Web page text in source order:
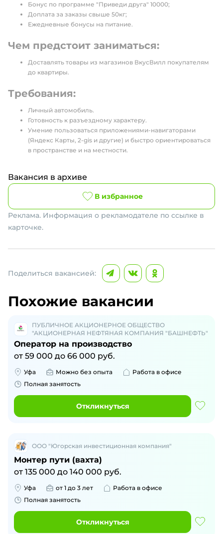
Бонус по программе "Приведи друга" 10000;
Доплата за заказы свыше 50кг;
Ежедневные бонусы на питание.
Чем предстоит заниматься:
Доставлять товары из магазинов ВкусВилл покупателям
до квартиры.
Требования:
Личный автомобиль.
Готовность к разъездному характеру.
Умение пользоваться приложениями-навигаторами
(Яндекс Карты, 2-gis и другие) и быстро ориентироваться
в пространстве и на местности.
Вакансия в архиве
В избранное
Реклама. Информация о рекламодателе по ссылке в
карточке.
Поделиться вакансией:
Похожие вакансии
ПУБЛИЧНОЕ АКЦИОНЕРНОЕ ОБЩЕСТВО
"АКЦИОНЕРНАЯ НЕФТЯНАЯ КОМПАНИЯ "БАШНЕФТЬ"
Оператор на производство
от 59 000 до 66 000 руб.
Уфа Можно без опыта
Работа в офисе
Полная занятость
Откликнуться
ООО "Югорская инвестиционная компания"
Монтер пути (вахта)
от 135 000 до 140 000 руб.
Уфа от 1 до 3 лет
Работа в офисе
Полная занятость
Откликнуться